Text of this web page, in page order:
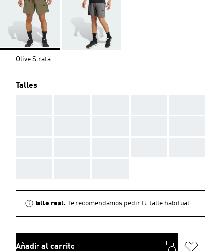
Olive Strata
Talles
Talle real. Te recomendamos pedir tu talle habitual.
Añadir al carrito